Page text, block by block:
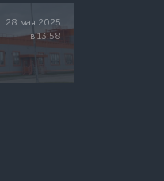
28 мая 2025
в 13:58